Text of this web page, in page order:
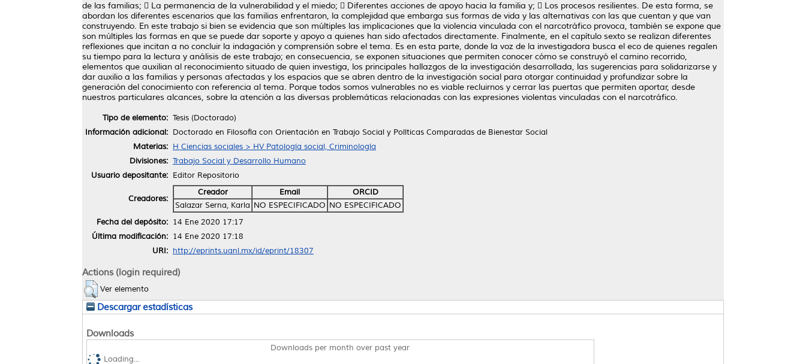
de las familias;  La permanencia de la vulnerabilidad y el miedo;  Diferentes acciones de apoyo hacia la familia y;  Los procesos resilientes. De esta forma, se
abordan los diferentes escenarios que las familias enfrentaron, la complejidad que embarga sus formas de vida y las alternativas con las que cuentan y que van
construyendo. En este trabajo si bien se evidencia que son múltiples las implicaciones que la violencia vinculada con el narcotráfico provoca, también se expone que
son múltiples las formas en que se puede dar soporte y apoyo a quienes han sido afectados directamente. Finalmente, en el capítulo sexto se realizan diferentes
reflexiones que incitan a no concluir la indagación y comprensión sobre el tema. Es en esta parte, donde la voz de la investigadora busca el eco de quienes regalen
su tiempo para la lectura y análisis de este trabajo; en consecuencia, se exponen situaciones que permiten conocer cómo se construyó el camino recorrido,
elementos que auxilian al reconocimiento situado de quien investiga, los principales hallazgos de la investigación desarrollada, las sugerencias para solidarizarse y
dar auxilio a las familias y personas afectadas y los espacios que se abren dentro de la investigación social para otorgar continuidad y profundizar sobre la
generación del conocimiento con referencia al tema. Porque todos somos vulnerables no es viable recluirnos y cerrar las puertas que permiten aportar, desde
nuestros particulares alcances, sobre la atención a las diversas problemáticas relacionadas con las expresiones violentas vinculadas con el narcotráfico.
Tipo de elemento: Tesis (Doctorado)
Información adicional: Doctorado en Filosofía con Orientación en Trabajo Social y Políticas Comparadas de Bienestar Social
Materias: H Ciencias sociales > HV Patología social, Criminología
Divisiones: Trabajo Social y Desarrollo Humano
Usuario depositante: Editor Repositorio
Creadores:
Creador Email
ORCID
Salazar Serna, Karla NO ESPECIFICADO NO ESPECIFICADO
Fecha del depósito: 14 Ene 2020 17:17
Última modificación: 14 Ene 2020 17:18
URI: http://eprints.uanl.mx/id/eprint/18307
Actions (login required)
Ver elemento
Descargar estadísticas
Downloads
Downloads per month over past year
Loading...